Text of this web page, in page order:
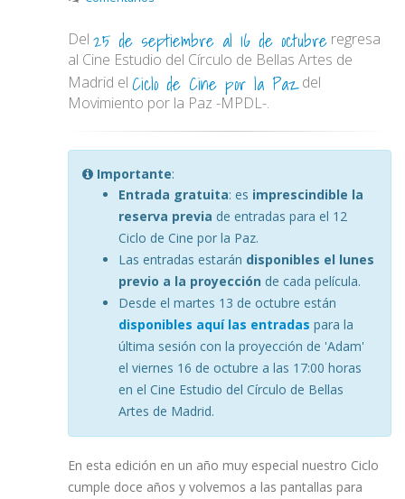
Del 25 de septiembre al 16 de octubre regresa
al Cine Estudio del Círculo de Bellas Artes de
Madrid el Ciclo de Cine por la Paz del
Movimiento por la Paz -MPDL-.
Importante:
Entrada gratuita: es imprescindible la
reserva previa de entradas para el 12
Ciclo de Cine por la Paz.
Las entradas estarán disponibles el lunes
previo a la proyección de cada película.
Desde el martes 13 de octubre están
disponibles aquí las entradas para la
última sesión con la proyección de 'Adam'
el viernes 16 de octubre a las 17:00 horas
en el Cine Estudio del Círculo de Bellas
Artes de Madrid.
En esta edición en un año muy especial nuestro Ciclo
cumple doce años y volvemos a las pantallas para